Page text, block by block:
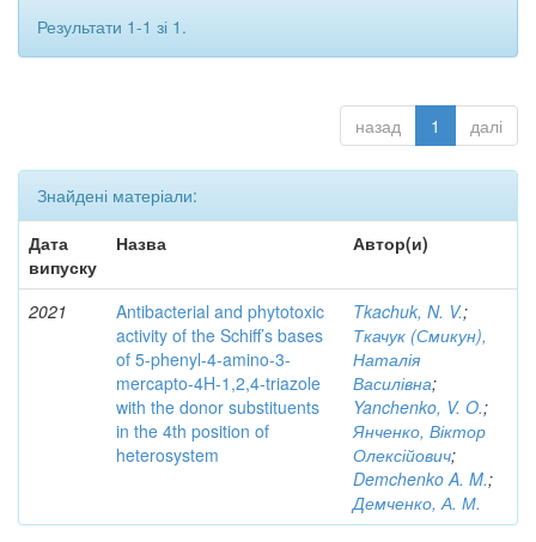
Результати 1-1 зі 1.
назад 1 далі
Знайдені матеріали:
Дата
випуску
Назва Автор(и)
2021
Antibacterial and phytotoxic
activity of the Schiff’s bases
of 5-phenyl-4-amino-3-
mercapto-4H-1,2,4-triazole
with the donor substituents
in the 4th position of
heterosystem
Tkachuk, N. V.;
Ткачук (Смикун),
Наталія
Василівна;
Yanchenko, V. O.;
Янченко, Віктор
Олексійович;
Demchenko A. M.;
Демченко, А. М.